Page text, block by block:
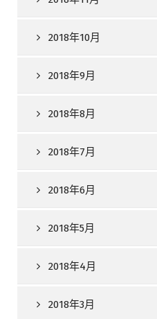
2018年10月
2018年9月
2018年8月
2018年7月
2018年6月
2018年5月
2018年4月
2018年3月